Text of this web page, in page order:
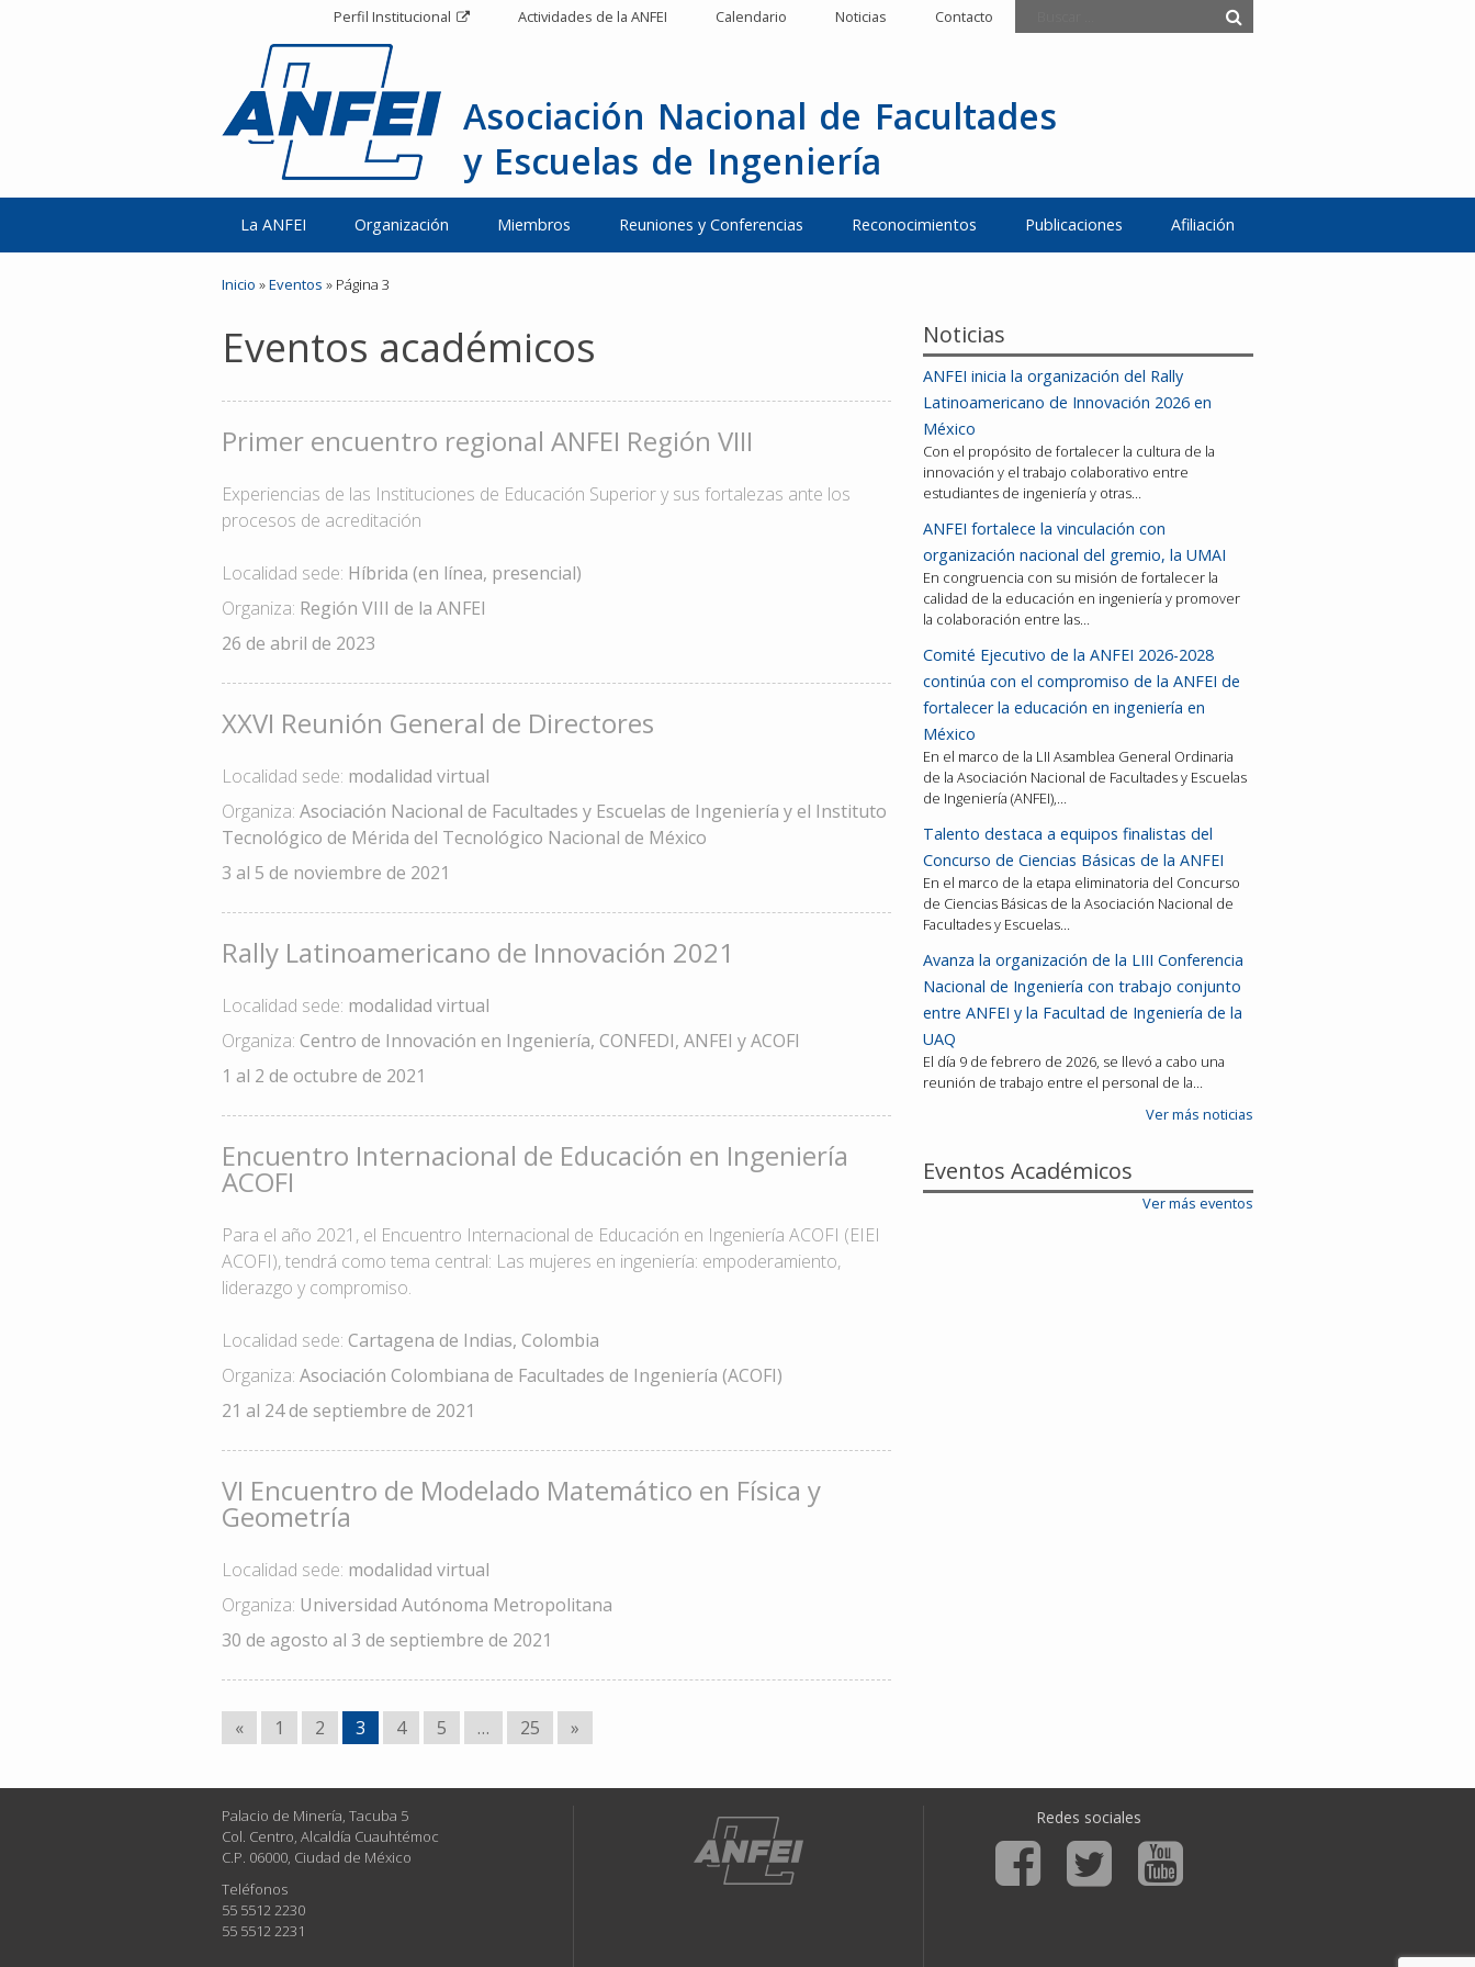
Perfil Institucional Actividades de la ANFEI Calendario Noticias Contacto
Asociación Nacional de Facultades
y Escuelas de Ingeniería
La ANFEI Organización Miembros Reuniones y Conferencias Reconocimientos Publicaciones Afiliación
Inicio »Eventos » Página 3
Eventos académicos
Primer encuentro regional ANFEI Región VIII
Experiencias de las Instituciones de Educación Superior y sus fortalezas ante los
procesos de acreditación
Localidad sede: Híbrida (en línea, presencial)
Organiza: Región VIII de la ANFEI
26 de abril de 2023
XXVI Reunión General de Directores
Localidad sede: modalidad virtual
Organiza: Asociación Nacional de Facultades y Escuelas de Ingeniería y el Instituto
Tecnológico de Mérida del Tecnológico Nacional de México
3 al 5 de noviembre de 2021
Rally Latinoamericano de Innovación 2021
Localidad sede: modalidad virtual
Organiza: Centro de Innovación en Ingeniería, CONFEDI, ANFEI y ACOFI
1 al 2 de octubre de 2021
Encuentro Internacional de Educación en Ingeniería
ACOFI
Para el año 2021, el Encuentro Internacional de Educación en Ingeniería ACOFI (EIEI
ACOFI), tendrá como tema central: Las mujeres en ingeniería: empoderamiento,
liderazgo y compromiso.
Localidad sede: Cartagena de Indias, Colombia
Organiza: Asociación Colombiana de Facultades de Ingeniería (ACOFI)
21 al 24 de septiembre de 2021
VI Encuentro de Modelado Matemático en Física y
Geometría
Localidad sede: modalidad virtual
Organiza: Universidad Autónoma Metropolitana
30 de agosto al 3 de septiembre de 2021
« 1 2 3 4 5 … 25 »
Noticias
ANFEI inicia la organización del Rally
Latinoamericano de Innovación 2026 en
México
Con el propósito de fortalecer la cultura de la
innovación y el trabajo colaborativo entre
estudiantes de ingeniería y otras…
ANFEI fortalece la vinculación con
organización nacional del gremio, la UMAI
En congruencia con su misión de fortalecer la
calidad de la educación en ingeniería y promover
la colaboración entre las…
Comité Ejecutivo de la ANFEI 2026-2028
continúa con el compromiso de la ANFEI de
fortalecer la educación en ingeniería en
México
En el marco de la LII Asamblea General Ordinaria
de la Asociación Nacional de Facultades y Escuelas
de Ingeniería (ANFEI),…
Talento destaca a equipos finalistas del
Concurso de Ciencias Básicas de la ANFEI
En el marco de la etapa eliminatoria del Concurso
de Ciencias Básicas de la Asociación Nacional de
Facultades y Escuelas…
Avanza la organización de la LIII Conferencia
Nacional de Ingeniería con trabajo conjunto
entre ANFEI y la Facultad de Ingeniería de la
UAQ
El día 9 de febrero de 2026, se llevó a cabo una
reunión de trabajo entre el personal de la…
Ver más noticias
Eventos Académicos
Ver más eventos
Palacio de Minería, Tacuba 5
Col. Centro, Alcaldía Cuauhtémoc
C.P. 06000, Ciudad de México
Teléfonos
55 5512 2230
55 5512 2231
Redes sociales